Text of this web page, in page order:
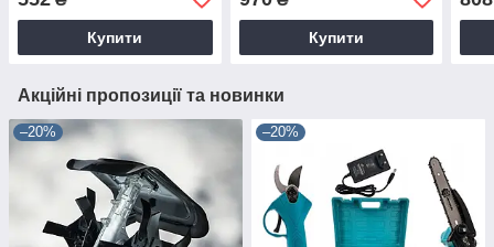
Купити Купити
Акційні пропозиції та новинки
–20% –20%